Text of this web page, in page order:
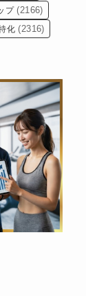
プ (2166)
化 (2316)